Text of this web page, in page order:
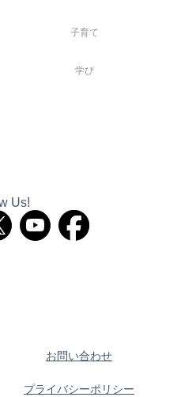
子育て
学び
Us!
お問い合わせ
プライバシーポリシー